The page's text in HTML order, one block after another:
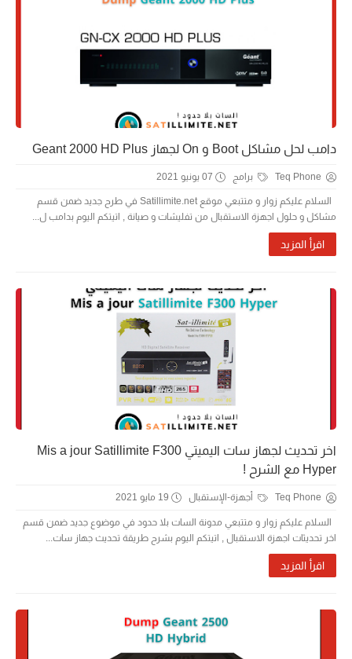
دامب لحل مشاكل Boot و On لجهاز Geant 2000 HD Plus
Teq Phone برامج 07 يونيو 2021
السلام عليكم زوار و متتبعي موقع Satillimite.net في طرح جديد ضمن قسم
مشاكل و حلول اجهزة الاستقبال من تفليشات و صيانة , اتيتكم اليوم بدامب ل...
اقرأ المزيد
اخر تحديث لجهاز سات اليميتي Mis a jour Satillimite F300
Hyper مع الشرح !
Teq Phone أجهزة-الإستقبال 19 مايو 2021
السلام عليكم زوار و متتبعي مدونة السات بلا حدود في موضوع جديد ضمن قسم
اخر تحديثات اجهزة الاستقبال , اتيتكم اليوم بشرح طريقة تحديث جهاز سات...
اقرأ المزيد